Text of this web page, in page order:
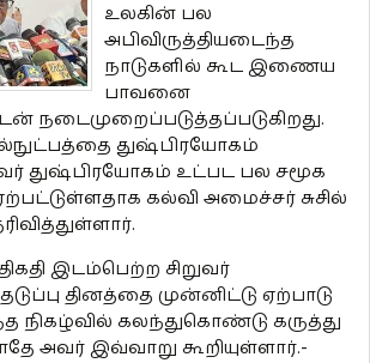
உலகின் பல
அபிவிருத்தியடைந்த
நாடுகளில் கூட இணைய
பாவனை
நடைமுறைப்படுத்தப்படுகிறது.
துஷ்பிரயோகம்
துஷ்பிரயோகம் உட்பட பல சமூக
கல்வி அமைச்சர் சுசில்
இடம்பெற்ற சிறுவர்
தினத்தை முன்னிட்டு ஏற்பாடு
நிகழ்வில் கலந்துகொண்டு கருத்து
அவர் இவ்வாறு கூறியுள்ளார்.-